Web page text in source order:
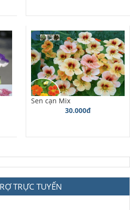
Sen cạn Mix
30.000đ
TRỰC TUYẾN